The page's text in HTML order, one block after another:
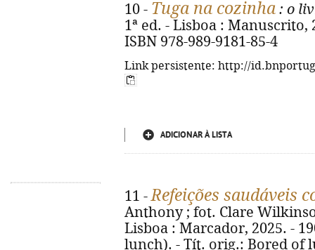
10 - Tuga na cozinha : o
1ª ed. - Lisboa : Manuscrito,
ISBN 978-989-9181-85-4
Link persistente: http://
ADICIONAR À LISTA
11 -Refeições saudáveis
Anthony ; fot. Clare
Lisboa : Marcador, 2025. -
lunch). - Tít. orig.: Bored of